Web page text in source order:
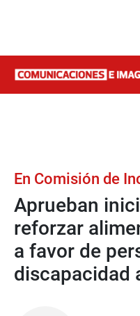
En Comisión de
Aprueban
reforzar
a favor de
discapacidad